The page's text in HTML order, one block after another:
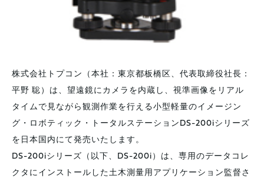
株式会社トプコン（本社：東京都板橋区、代表取締役社長：
平野 聡）は、望遠鏡にカメラを内蔵し、視準画像をリアル
タイムで見ながら観測作業を行える小型軽量のイメージン
グ・ロボティック・トータルステーションDS-200iシリーズ
を日本国内にて発売いたします。
DS-200iシリーズ（以下、DS-200i）は、専用のデータコレ
クタにインストールした土木測量用アプリケーション監督さ